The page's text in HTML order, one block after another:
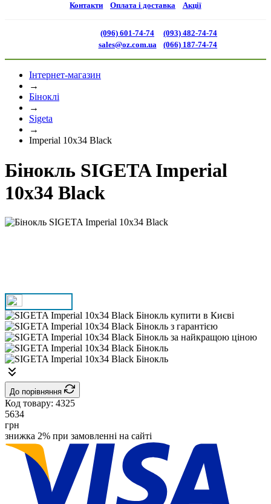
Контакти Оплата і доставка Акції
(096) 601-74-74
sales@oz.com.ua
(093) 482-74-74
(066) 187-74-74
Інтернет-магазин
→
Біноклі
→
Sigeta
→
Imperial 10x34 Black
Бінокль SIGETA Imperial
10x34 Black
До порівняння
Код товару: 4325
5634
грн
знижка 2% при замовленні на сайті